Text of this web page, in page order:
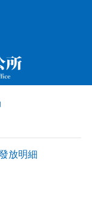
放明細